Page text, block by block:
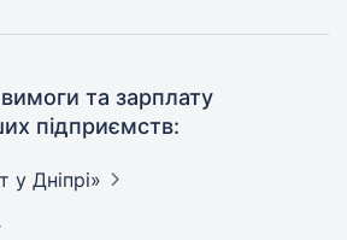
та зарплату
підприємств:
у Дніпрі»